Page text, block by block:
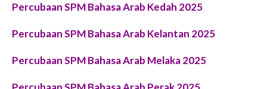
Percubaan SPM Bahasa Arab Kedah 2025
Percubaan SPM Bahasa Arab Kelantan 2025
Percubaan SPM Bahasa Arab Melaka 2025